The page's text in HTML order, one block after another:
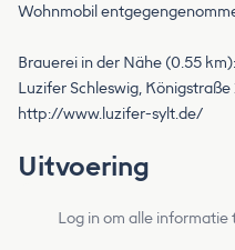
Wohnmobil
Brauerei in der Nähe (0.55 km):
Luzifer Schleswig, Königstraße
http://www.luzifer-sylt.de/
Uitvoering
Log in om alle informatie